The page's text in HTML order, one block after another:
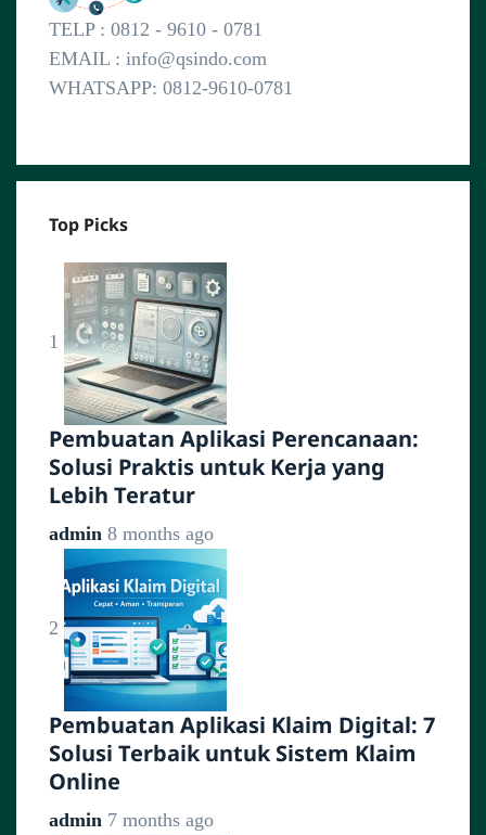
TELP : 0812 - 9610 - 0781
EMAIL : info@qsindo.com
WHATSAPP: 0812-9610-0781
Top Picks
1
Pembuatan Aplikasi Perencanaan:
Solusi Praktis untuk Kerja yang
Lebih Teratur
admin 8 months ago
2
Pembuatan Aplikasi Klaim Digital: 7
Solusi Terbaik untuk Sistem Klaim
Online
admin 7 months ago